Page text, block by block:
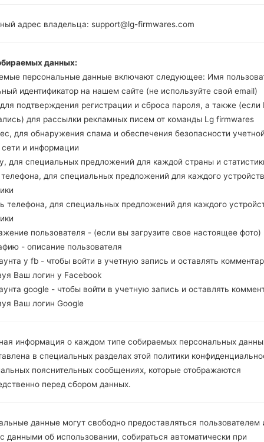
1GB
Buy accessories on
Главная → Серия →LG Escape 2 →LGH443
akaLG
адрес владельца: support@lg-firmwares.com
данных:
персональные данные включают следующее: Имя
идентификатор на нашем сайте (не используйте свой email)
подтверждения регистрации и сброса пароля, а также (если
для рассылки рекламных писем от команды Lg firmwares
для обнаружения спама и обеспечения безопасности учетной
сети и информации
для специальных предложений для каждой страны и
для специальных предложений для каждого
телефона, для специальных предложений для каждого
пользователя - (если вы загрузите свое настоящее фото)
- описание пользователя
у fb - чтобы войти в учетную запись и оставлять
Ваш логин у Facebook
google - чтобы войти в учетную запись и оставлять
Ваш логин Google
информация о каждом типе собираемых персональных
в специальных разделах этой политики
пояснительных сообщениях, которые отображаются
перед сбором данных.
данные могут свободно предоставляться пользователем
данными об использовании, собираться автоматически при